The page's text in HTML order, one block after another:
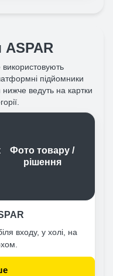
ASPAR
використовують
підйомники
нижче ведуть на картки
Фото товару /
рішення
входу, у холі, на